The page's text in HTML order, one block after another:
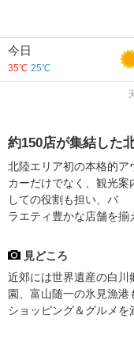
今日
35℃ 25℃
約150店が集結した
北陸エリア初の本格的ア
カーだけでなく、観光案
しての役割も担い、バ
ラエティ豊かな店舗を揃
見どころ
近郊には世界遺産の白
園、富山随一の氷見漁
ショッピング＆グルメを